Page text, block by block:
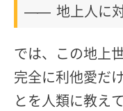
―― 地上人に
では、この地上
完全に利他愛だ
とを人類に教え